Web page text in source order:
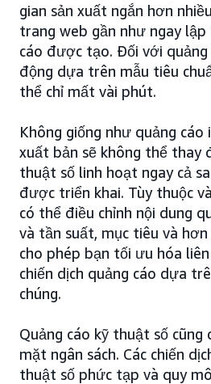
gian sản xuất ngắn hơn
trang web gần như ngay lập
cáo được tạo. Đối với
động dựa trên mẫu tiêu
thể chỉ mất vài phút.
Không giống như quảng
xuất bản sẽ không thể thay
thuật số linh hoạt ngay cả
được triển khai. Tùy thuộc
có thể điều chỉnh nội dung
và tần suất, mục tiêu và
cho phép bạn tối ưu hóa
chiến dịch quảng cáo dựa
chúng.
Quảng cáo kỹ thuật số cũng
mặt ngân sách. Các chiến
thuật số phức tạp và quy